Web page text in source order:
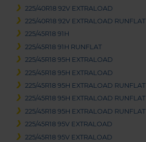
225/40R18 92V EXTRALOAD
225/40R18 92V EXTRALOAD RUNFLAT
225/45R18 91H
225/45R18 91H RUNFLAT
225/45R18 95H EXTRALOAD
225/45R18 95H EXTRALOAD
225/45R18 95H EXTRALOAD RUNFLAT
225/45R18 95H EXTRALOAD RUNFLAT
225/45R18 95H EXTRALOAD RUNFLAT
225/45R18 95V EXTRALOAD
225/45R18 95V EXTRALOAD